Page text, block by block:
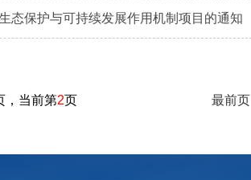
态保护与可持续发展作用机制项目的通知
，当前第2页 最前页